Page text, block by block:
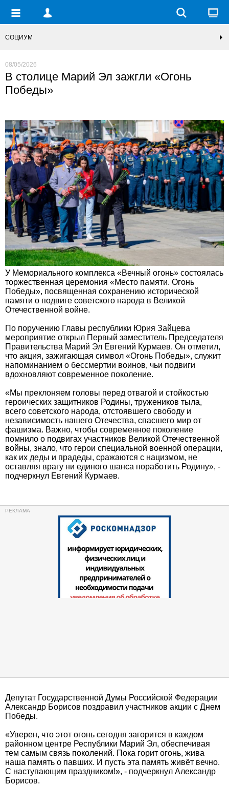
СОЦИУМ
08/05/2026
В столице Марий Эл зажгли «Огонь
Победы»
У Мемориального комплекса «Вечный огонь» состоялась
торжественная церемония «Место памяти. Огонь
Победы», посвященная сохранению исторической
памяти о подвиге советского народа в Великой
Отечественной войне.
По поручению Главы республики Юрия Зайцева
мероприятие открыл Первый заместитель Председателя
Правительства Марий Эл Евгений Курмаев. Он отметил,
что акция, зажигающая символ «Огонь Победы», служит
напоминанием о бессмертии воинов, чьи подвиги
вдохновляют современное поколение.
«Мы преклоняем головы перед отвагой и стойкостью
героических защитников Родины, тружеников тыла,
всего советского народа, отстоявшего свободу и
независимость нашего Отечества, спасшего мир от
фашизма. Важно, чтобы современное поколение
помнило о подвигах участников Великой Отечественной
войны, знало, что герои специальной военной операции,
как их деды и прадеды, сражаются с нацизмом, не
оставляя врагу ни единого шанса поработить Родину», -
подчеркнул Евгений Курмаев.
Депутат Государственной Думы Российской Федерации
Александр Борисов поздравил участников акции с Днем
Победы.
«Уверен, что этот огонь сегодня загорится в каждом
районном центре Республики Марий Эл, обеспечивая
тем самым связь поколений. Пока горит огонь, жива
наша память о павших. И пусть эта память живёт вечно.
С наступающим праздником!», - подчеркнул Александр
Борисов.